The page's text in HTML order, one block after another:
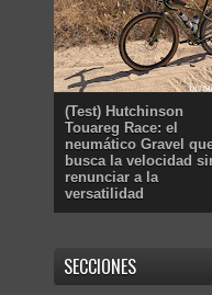
(Test) Hutchinson
Touareg Race: el
neumático Gravel
busca la velocidad
renunciar a la
versatilidad
SECCIONES